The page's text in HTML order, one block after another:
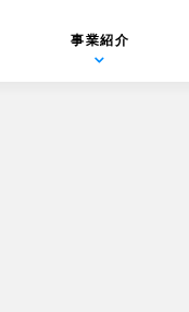
事業紹介